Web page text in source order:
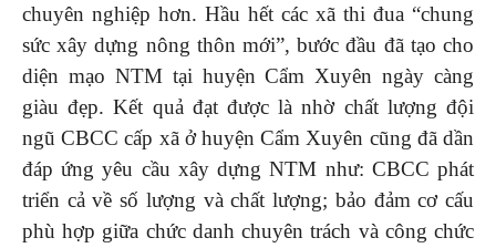
chuyên nghiệp hơn. Hầu hết các xã thi đua “chung
sức xây dựng nông thôn mới”, bước đầu đã tạo cho
diện mạo NTM tại huyện Cẩm Xuyên ngày càng
giàu đẹp. Kết quả đạt được là nhờ chất lượng đội
ngũ CBCC cấp xã ở huyện Cẩm Xuyên cũng đã dần
đáp ứng yêu cầu xây dựng NTM như: CBCC phát
triển cả về số lượng và chất lượng; bảo đảm cơ cấu
phù hợp giữa chức danh chuyên trách và công chức